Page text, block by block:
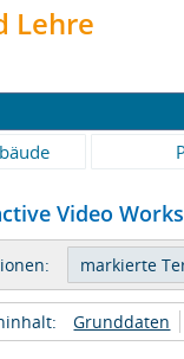
Lehre
Video
Grunddaten